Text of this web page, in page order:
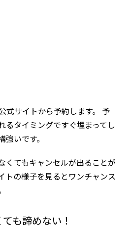
式サイトから予約します。 予
るタイミングですぐ埋まってし
いです。
くてもキャンセルが出ることが
トの様子を見るとワンチャンス
も諦めない！